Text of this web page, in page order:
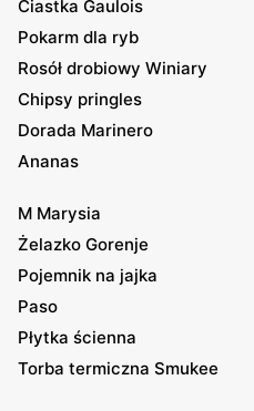
Ciastka Gaulois
Pokarm dla ryb
Rosół drobiowy Winiary
Chipsy pringles
Dorada Marinero
Ananas
M Marysia
Żelazko Gorenje
Pojemnik na jajka
Paso
Płytka ścienna
Torba termiczna Smukee